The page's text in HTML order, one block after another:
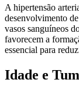
A hipertensão
desenvolvimento
vasos sanguíneos
favorecem a
essencial para
Idade e